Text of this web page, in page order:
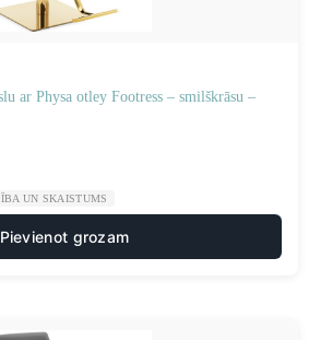
ar Physa otley Footress – smilškrāsu –
UN SKAISTUMS
Pievienot grozam